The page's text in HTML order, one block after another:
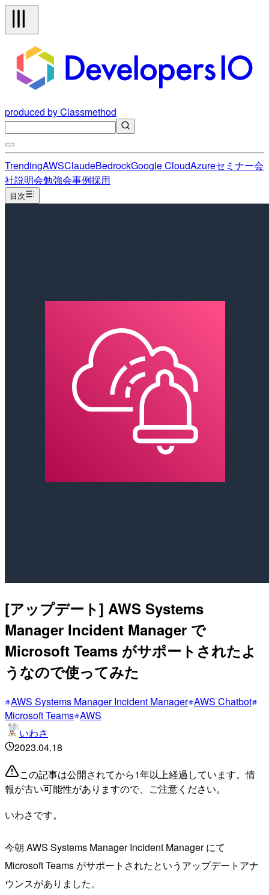
produced by Classmethod
TrendingAWSClaudeBedrockGoogle CloudAzureセミナー会
社説明会勉強会事例採用
目次
[アップデート] AWS Systems
Manager Incident Manager で
Microsoft Teams がサポートされたよ
うなので使ってみた
AWS Systems Manager Incident Manager AWS Chatbot
Microsoft Teams AWS
いわさ
2023.04.18
この記事は公開されてから1年以上経過しています。情
報が古い可能性がありますので、ご注意ください。
いわさです。
今朝 AWS Systems Manager Incident Manager にて
Microsoft Teams がサポートされたというアップデートアナ
ウンスがありました。